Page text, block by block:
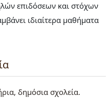
επιδόσεων και στόχων
ιδιαίτερα μαθήματα
δημόσια σχολεία.